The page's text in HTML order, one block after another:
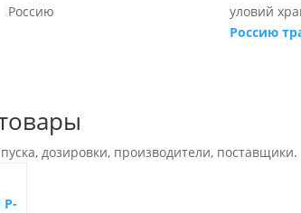
уловий
Россию
дозировки, производители, поставщики.
Р-